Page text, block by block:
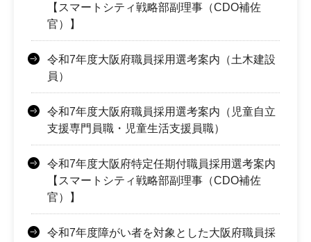
【スマートシティ戦略部副理事（CDO補佐
官）】
令和7年度大阪府職員採用選考案内（土木建設
員）
令和7年度大阪府職員採用選考案内（児童自立
支援専門員職・児童生活支援員職）
令和7年度大阪府特定任期付職員採用選考案内
【スマートシティ戦略部副理事（CDO補佐
官）】
令和7年度障がい者を対象とした大阪府職員採